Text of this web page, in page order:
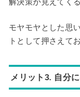
モヤモヤとした思
トとして押さえて
メリット3. 自分